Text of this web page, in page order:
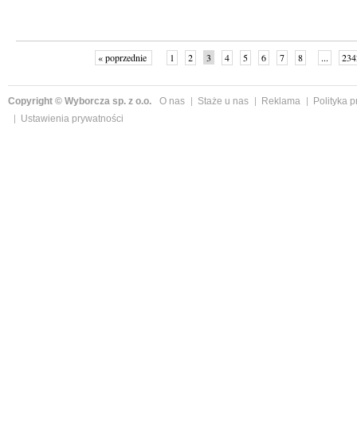
« poprzednie 1 2 3 4 5 6 7 8 ...
Copyright © Wyborcza sp. z o.o. O nas Staże u nas Reklama
Polityka
Ustawienia prywatności